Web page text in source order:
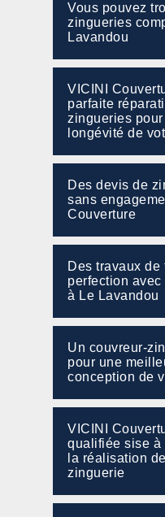
Vous pouvez
zingueries
Lavandou
VICINI
parfaite
zingueries
longévité de
Des devis de
sans
Couverture
Des travaux
perfection
à Le Lavandou
Un couvreur-
pour une
conception de
VICINI
qualifiée sise à
la réalisation
zinguerie